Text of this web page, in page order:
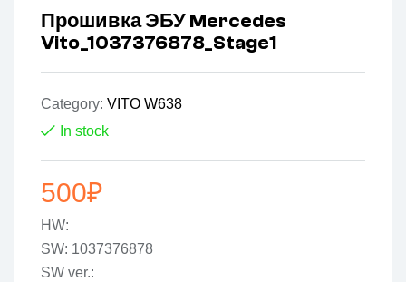
Прошивка ЭБУ Mercedes
Vito_1037376878_Stage1
Category: VITO W638
In stock
500₽
HW:
SW: 1037376878
SW ver.: